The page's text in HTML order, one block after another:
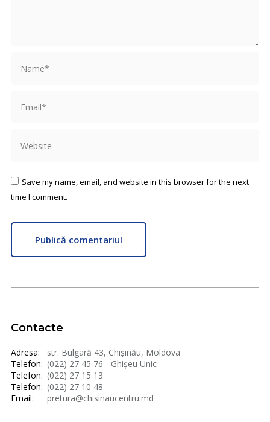
Save my name, email, and website in this browser for the next
time I comment.
Publică comentariul
Contacte
Adresa:
str. Bulgară 43, Chișinău, Moldova
Telefon: (022) 27 45 76 - Ghișeu Unic
Telefon: (022) 27 15 13
Telefon: (022) 27 10 48
Email:
pretura@chisinaucentru.md